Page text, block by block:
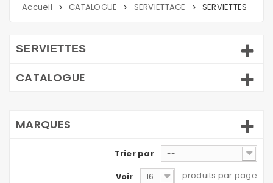
Accueil > CATALOGUE > SERVIETTAGE > SERVIETTES
SERVIETTES
CATALOGUE
MARQUES
Trier par --
Voir 16 produits par page